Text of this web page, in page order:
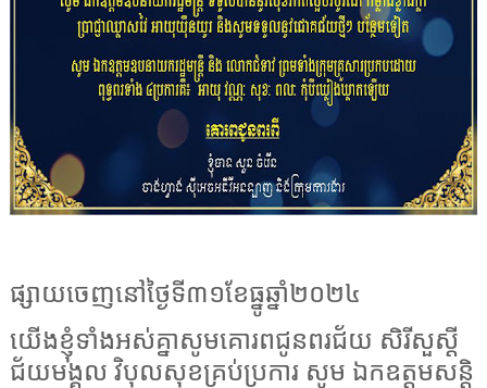
ផ្សាយចេញនៅថ្ងៃទី៣១ខែធ្នូឆ្នាំ២០២៤
យើងខ្ញុំទាំងអស់គ្នាសូមគោរពជូនពរជ័យ សិរីសួស្ដី
ជ័យមង្គល វិបុលសុខគ្រប់ប្រការ សូម ឯកឧត្តមសន្តិ